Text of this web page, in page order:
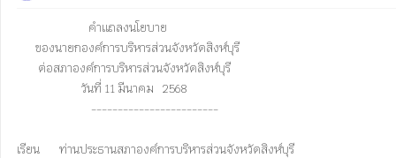
เรียน	ท่านประธานสภาองค์การบริหารส่วนจังหวัดสิงห์บุรี